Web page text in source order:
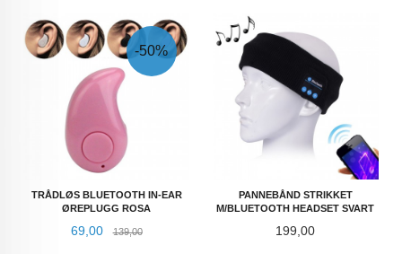
TRÅDLØS BLUETOOTH IN-EAR
ØREPLUGG ROSA
Tilbud
69,00 139,00Rabatt
-50%
PANNEBÅND STRIKKET
M/BLUETOOTH HEADSET SVART
Pris
199,00